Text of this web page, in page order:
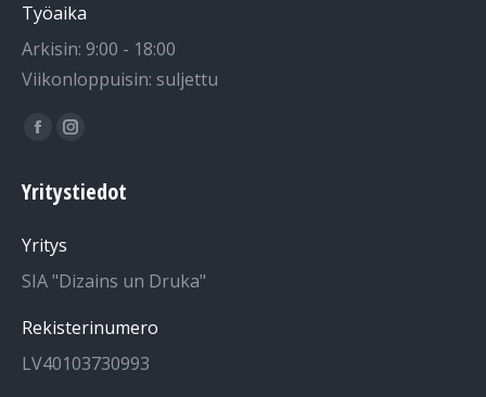
Työaika
Arkisin: 9:00 - 18:00
Viikonloppuisin: suljettu
Löydät meidät osoitteesta:
Facebook-
avautuu
ikkunaan
Instagram-
avautuu
Yritystiedot
Yritys
SIA "Dizains un Druka"
Rekisterinumero
LV40103730993